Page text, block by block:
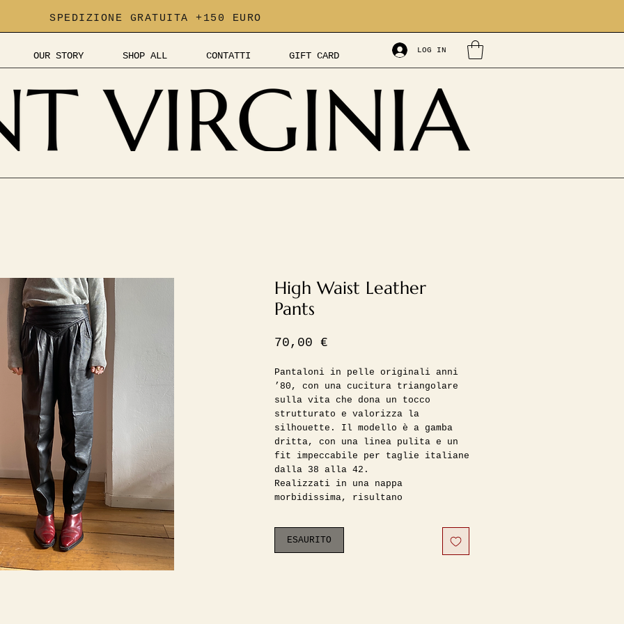
SPEDIZIONE GRATUITA +150 EURO
OUR STORY SHOP ALL CONTATTI GIFT CARD
LOG IN
High Waist Leather
Pants
70,00 €
Pantaloni in pelle originali anni
’80, con una cucitura triangolare
sulla vita che dona un tocco
strutturato e valorizza la
silhouette. Il modello è a gamba
dritta, con una linea pulita e un
fit impeccabile per taglie italiane
dalla 38 alla 42.
Realizzati in una nappa
morbidissima, risultano
indossare. Sono completamente
foderati in cupro fino alla
caviglia, dettaglio che li rende
ESAURITO